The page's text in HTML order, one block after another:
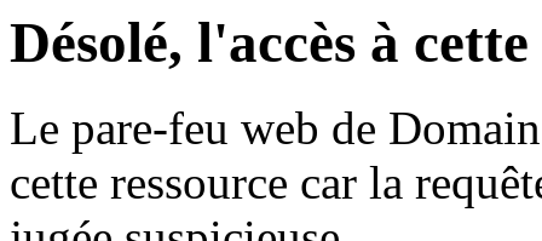
Désolé, l'accès à
Le pare-feu web de
cette ressource car la